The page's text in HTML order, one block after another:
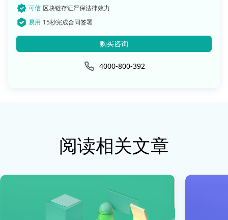
可信 区块链存证严保法律效力
易用 15秒完成合同签署
购买咨询
4000-800-392
阅读相关文章